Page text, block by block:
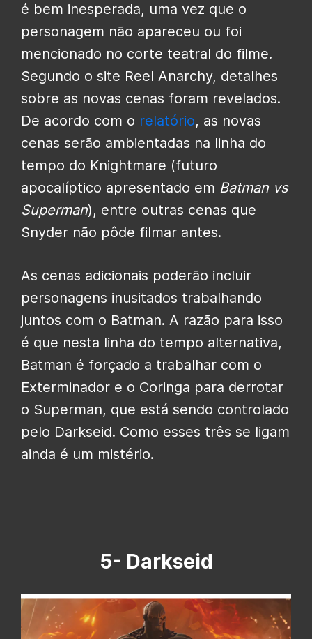
é bem inesperada, uma vez que o
personagem não apareceu ou foi
mencionado no corte teatral do filme.
Segundo o site Reel Anarchy, detalhes
sobre as novas cenas foram revelados.
De acordo com o relatório, as novas
cenas serão ambientadas na linha do
tempo do Knightmare (futuro
apocalíptico apresentado em Batman vs
Superman), entre outras cenas que
Snyder não pôde filmar antes.
As cenas adicionais poderão incluir
personagens inusitados trabalhando
juntos com o Batman. A razão para isso
é que nesta linha do tempo alternativa,
Batman é forçado a trabalhar com o
Exterminador e o Coringa para derrotar
o Superman, que está sendo controlado
pelo Darkseid. Como esses três se ligam
ainda é um mistério.
5- Darkseid